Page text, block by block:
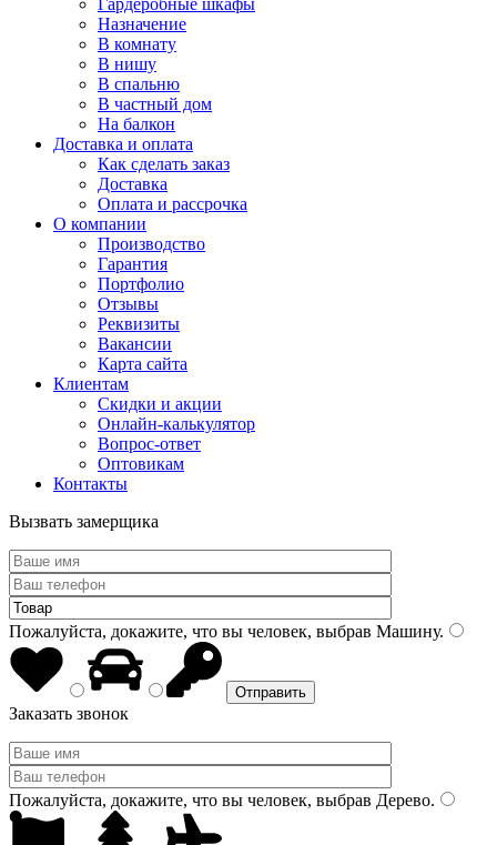
Гардеробные шкафы
Назначение
В комнату
В нишу
В спальню
В частный дом
На балкон
Доставка и оплата
Как сделать заказ
Доставка
Оплата и рассрочка
О компании
Производство
Гарантия
Портфолио
Отзывы
Реквизиты
Вакансии
Карта сайта
Клиентам
Скидки и акции
Онлайн-калькулятор
Вопрос-ответ
Оптовикам
Контакты
Вызвать замерщика
Пожалуйста, докажите, что вы человек, выбрав Машину.
Заказать звонок
Пожалуйста, докажите, что вы человек, выбрав Дерево.